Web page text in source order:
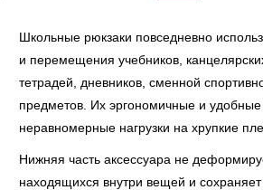
Школьные рюкзаки повседневно
и перемещения учебников,
тетрадей, дневников, сменной
предметов. Их эргономичные и
неравномерные нагрузки на хрупкие
Нижняя часть аксессуара не
находящихся внутри вещей и